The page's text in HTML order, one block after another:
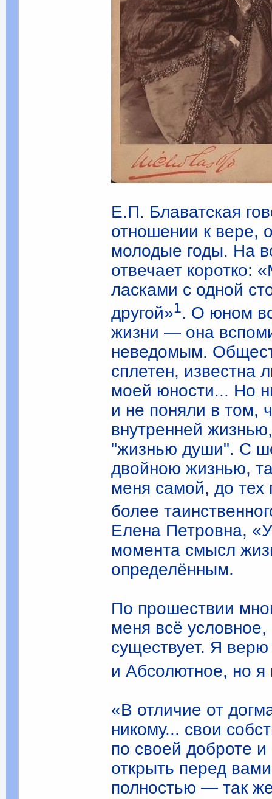
Е.П. Блаватская
отношении к вере,
молодые годы. На
отвечает коротко:
ласками с одной
другой»1. О юном
жизни — она
неведомым.
сплетен, известна
моей юности... Но
и не поняли в том,
внутренней
"жизнью души". С
двойною жизнью,
меня самой, до тех
более
Елена Петровна,
момента смысл
определённым.
По прошествии
меня всё
существует. Я
и Абсолютное, но
«В отличие от
никому... свои
по своей доброте
открыть перед
полностью — так